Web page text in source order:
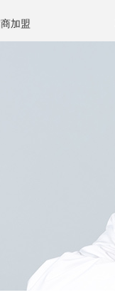
加盟